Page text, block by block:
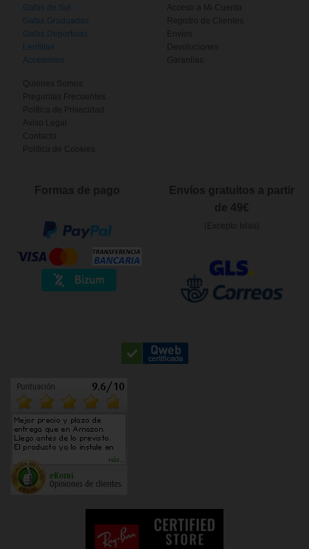
Gafas de Sol
Gafas Graduadas
Gafas Deportivas
Lentillas
Accesorios
Acceso a Mi Cuenta
Registro de Clientes
Envíos
Devoluciones
Garantías
Quiénes Somos
Preguntas Frecuentes
Política de Privacidad
Aviso Legal
Contacto
Política de Cookies
Formas de pago
Envíos gratuitos a partir
de 49€
(Excepto Islas)